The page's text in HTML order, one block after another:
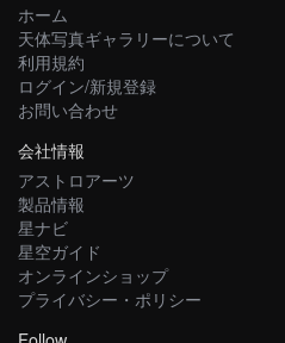
ホーム
天体写真ギャラリーについて
利用規約
ログイン/新規登録
お問い合わせ
会社情報
アストロアーツ
製品情報
星ナビ
星空ガイド
オンラインショップ
プライバシー・ポリシー